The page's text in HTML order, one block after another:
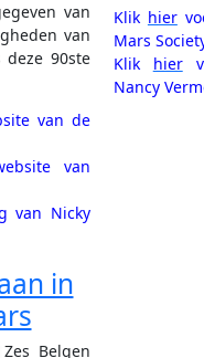
van
van
90ste
van de
van
van Nicky
Klik hier
Mars
Klik hier
Nancy
in
Zes Belgen